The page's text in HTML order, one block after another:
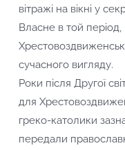
вітражі на вікні у
Власне в той період,
сучасного вигляду.
Роки після Другої
для
греко-католики
передали